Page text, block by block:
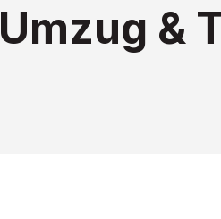
Umzug &